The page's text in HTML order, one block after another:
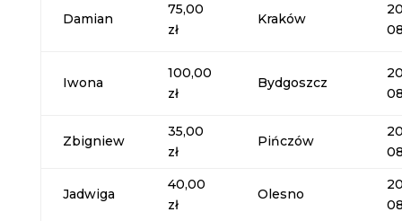
Damian
75,00
zł
Kraków
Iwona
100,00
zł
Bydgoszcz
Zbigniew
35,00
zł
Pińczów
Jadwiga
40,00
zł
Olesno